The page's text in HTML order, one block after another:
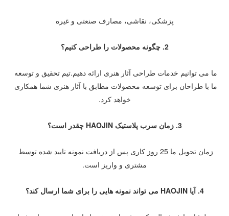
پزشکی، نقاشی، مصارف صنعتی و غیره
2. چگونه محصولات را طراحی کنیم؟
خواهد کرد.
3. زمان سرب پلاستیک HAOJIN چقدر است؟
مشتری و واریز است.
4. آیا HAOJIN می تواند نمونه هایی را برای شما ارسال کند؟